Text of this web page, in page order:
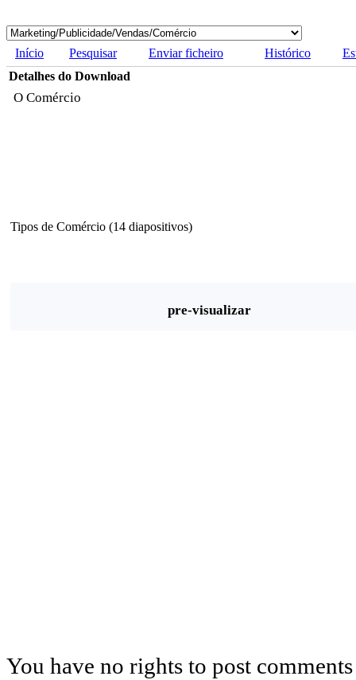
Início Pesquisar Enviar ficheiro Histórico
Detalhes do Download
O Comércio
Tipos de Comércio (14 diapositivos)
pre-visualizar
You have no rights to post comments